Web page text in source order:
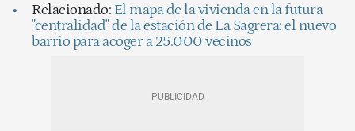
Relacionado: El mapa de la vivienda en la futura
"centralidad" de la estación de La Sagrera: el nuevo
barrio para acoger a 25.000 vecinos